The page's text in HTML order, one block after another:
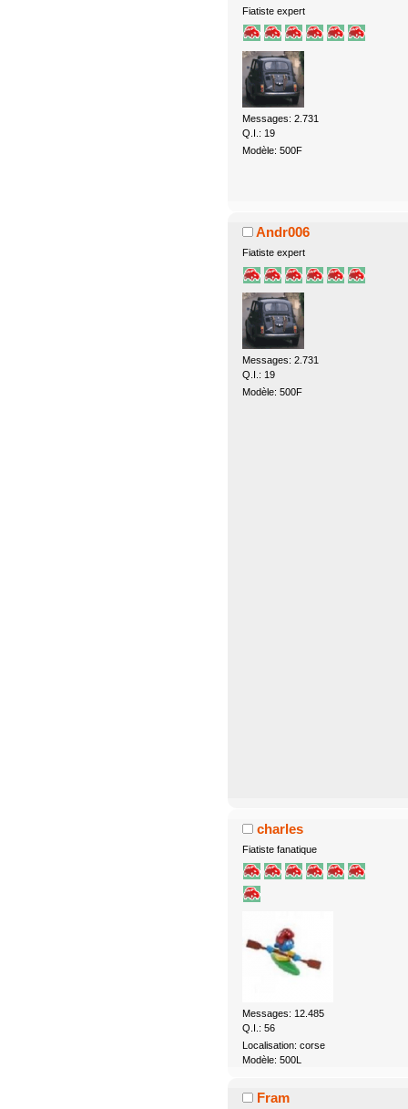
Fiatiste expert
Messages: 2.731
Q.I.: 19
Modèle: 500F
Andr006
Fiatiste expert
Messages: 2.731
Q.I.: 19
Modèle: 500F
charles
Fiatiste fanatique
Messages: 12.485
Q.I.: 56
Localisation: corse
Modèle: 500L
Fram